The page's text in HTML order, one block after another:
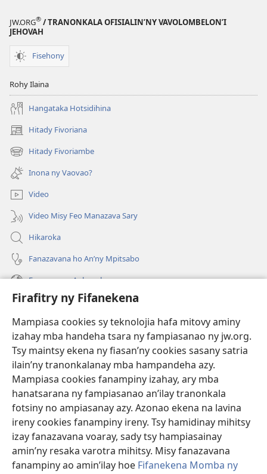
Firafitry ny Fifanekena
Mampiasa cookies sy teknolojia hafa mitovy aminy
izahay mba handeha tsara ny fampiasanao ny jw.org.
Tsy maintsy ekena ny fiasan’ny cookies sasany satria
ilain’ny tranonkalanay mba hampandeha azy.
Mampiasa cookies fanampiny izahay, ary mba
hanatsarana ny fampiasanao an’ilay tranonkala
fotsiny no ampiasanay azy. Azonao ekena na lavina
ireny cookies fanampiny ireny. Tsy hamidinay mihitsy
izay fanazavana voaray, sady tsy hampiasainay
amin’ny resaka varotra mihitsy. Misy fanazavana
fanampiny ao amin’ilay hoe Fifanekena Momba ny
JW.ORG® / TRANONKALA OFISIALIN’NY VAVOLOMBELON’I
JEHOVAH
Fisehony
Rohy Ilaina
Hangataka Hotsidihina
Hitady Fivoriana
(manokatra
rohy) Hitady Fivoriambe
(manokatra
rohy) Inona ny Vaovao?
Video
Video Misy Feo Manazava Sary
Hikaroka
Fanazavana ho An’ny Mpitsabo
Fanazavana Ankapobeny
Fanampiana
Fanomezana
(manokatra
rohy)
FITEHIRIZAM-BOKIN’NY Vavolombelon’i Jehovah
(manokatra
rohy)
JW Hub
(manokatra
rohy)
JW Library
Watchtower Library ®